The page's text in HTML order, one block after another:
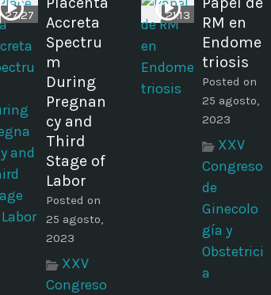
27:27
Accreta
Spectru
m
During
Pregnan
cy and
Third
Stage of
Labor
Posted on
25 agosto,
2023
XXV
Congreso
21:13
RM en
Endome
triosis
Posted on
25 agosto,
2023
XXV
Congreso
de
Ginecolo
gía y
Obstetrici
a